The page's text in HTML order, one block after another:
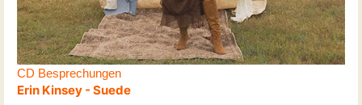
CD Besprechungen
Erin Kinsey - Suede